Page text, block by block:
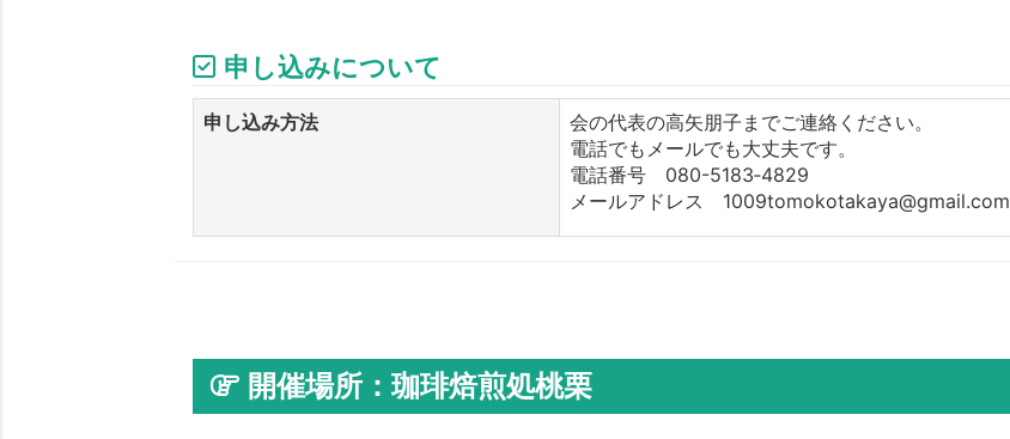
申し込みについて
申し込み方法
会の代表の高矢朋子までご連絡ください。
電話でもメールでも大丈夫です。
電話番号 080-5183‐4829
メールアドレス 1009tomokotakaya@gmail.com
開催場所：珈琲焙煎処桃栗